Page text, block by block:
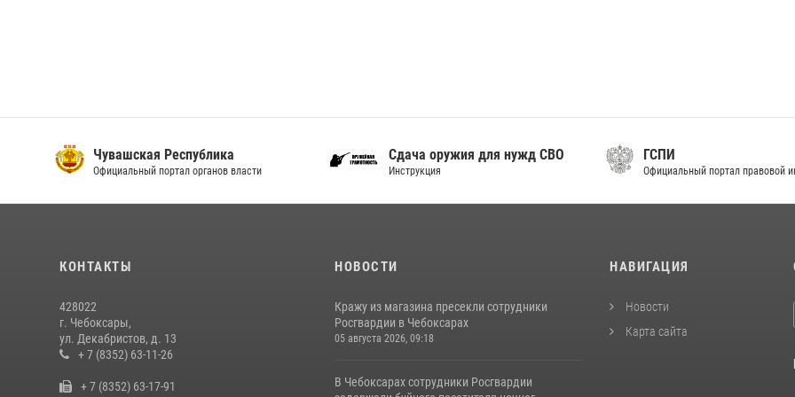
Чувашская Республика
Официальный портал органов власти
Сдача оружия для нужд СВО
Инструкция
ГСПИ
Официальный портал правовой
КОНТАКТЫ
428022
г. Чебоксары,
ул. Декабристов, д. 13
+ 7 (8352) 63-11-26
+ 7 (8352) 63-17-91
НОВОСТИ
Кражу из магазина пресекли сотрудники
Росгвардии в Чебоксарах
05 августа 2026, 09:18
В Чебоксарах сотрудники Росгвардии
НАВИГАЦИЯ
Новости
Карта сайта